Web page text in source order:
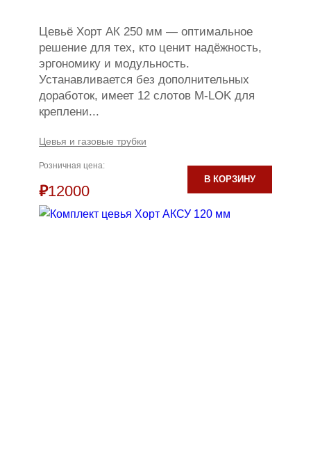
Цевьё Хорт АК 250 мм — оптимальное
решение для тех, кто ценит надёжность,
эргономику и модульность.
Устанавливается без дополнительных
доработок, имеет 12 слотов M-LOK для
креплени...
Цевья и газовые трубки
Розничная цена:
₽12000
В КОРЗИНУ